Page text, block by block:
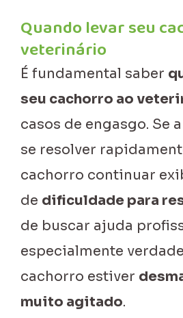
Quando levar seu
veterinário
É fundamental saber
seu cachorro ao
casos de engasgo. Se
se resolver
cachorro continuar
de dificuldade para
de buscar ajuda
especialmente
cachorro estiver
muito agitado.